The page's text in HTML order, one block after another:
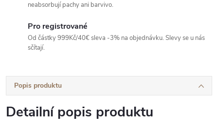
neabsorbují pachy ani barvivo.
Pro registrované
Od částky 999Kč/40€ sleva -3% na objednávku. Slevy se u nás
sčítají.
Popis produktu
Detailní popis produktu